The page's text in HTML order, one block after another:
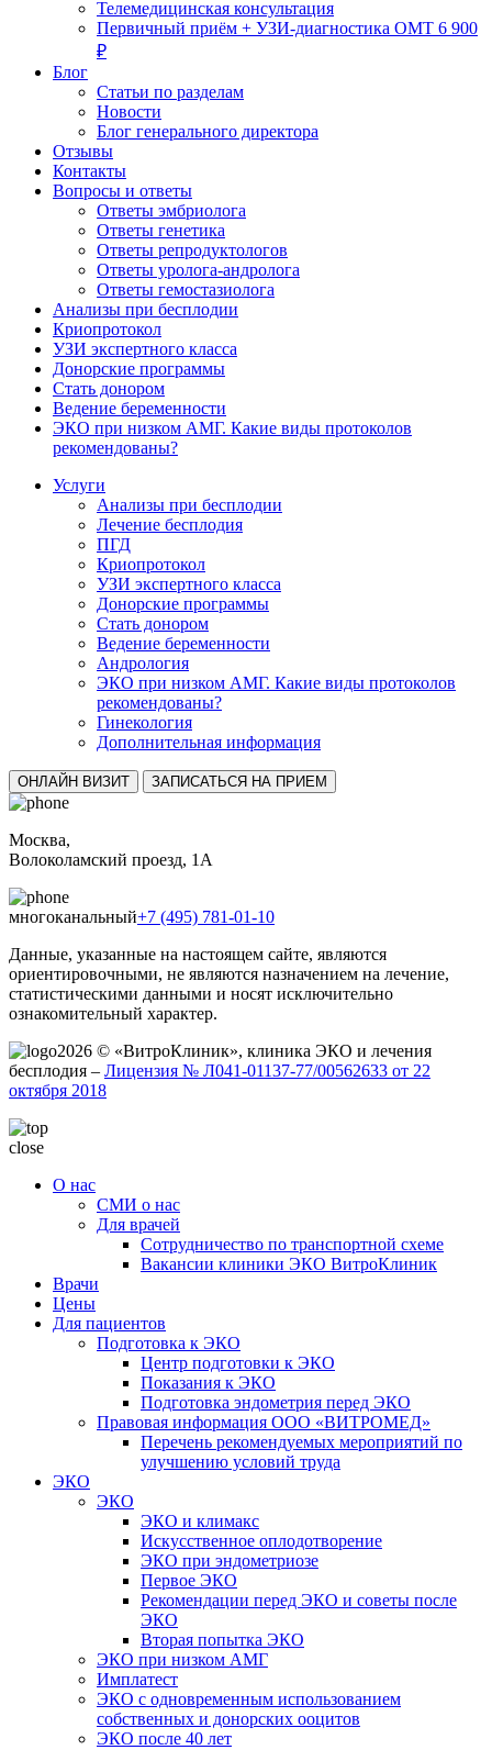
Телемедицинская консультация
Первичный приём + УЗИ-диагностика ОМТ 6 900
₽
Блог
Статьи по разделам
Новости
Блог генерального директора
Отзывы
Контакты
Вопросы и ответы
Ответы эмбриолога
Ответы генетика
Ответы репродуктологов
Ответы уролога-андролога
Ответы гемостазиолога
Анализы при бесплодии
Криопротокол
УЗИ экспертного класса
Донорские программы
Стать донором
Ведение беременности
ЭКО при низком АМГ. Какие виды протоколов
рекомендованы?
Услуги
Анализы при бесплодии
Лечение бесплодия
ПГД
Криопротокол
УЗИ экспертного класса
Донорские программы
Стать донором
Ведение беременности
Андрология
ЭКО при низком АМГ. Какие виды протоколов
рекомендованы?
Гинекология
Дополнительная информация
ОНЛАЙН ВИЗИТ ЗАПИСАТЬСЯ НА ПРИЕМ
Москва,
Волоколамский проезд, 1А
многоканальный+7 (495) 781-01-10
Данные, указанные на настоящем сайте, являются
ориентировочными, не являются назначением на лечение,
статистическими данными и носят исключительно
ознакомительный характер.
2026 © «ВитроКлиник», клиника ЭКО и лечения
бесплодия – Лицензия № Л041-01137-77/00562633 от 22
октября 2018
close
О нас
СМИ о нас
Для врачей
Сотрудничество по транспортной схеме
Вакансии клиники ЭКО ВитроКлиник
Врачи
Цены
Для пациентов
Подготовка к ЭКО
Центр подготовки к ЭКО
Показания к ЭКО
Подготовка эндометрия перед ЭКО
Правовая информация ООО «ВИТРОМЕД»
Перечень рекомендуемых мероприятий по
улучшению условий труда
ЭКО
ЭКО
ЭКО и климакс
Искусственное оплодотворение
ЭКО при эндометриозе
Первое ЭКО
Рекомендации перед ЭКО и советы после
ЭКО
Вторая попытка ЭКО
ЭКО при низком АМГ
Имплатест
ЭКО с одновременным использованием
собственных и донорских ооцитов
ЭКО после 40 лет